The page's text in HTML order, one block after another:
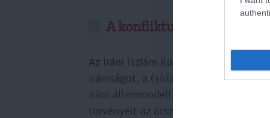
A konfliktus
Az Iráni Iszlám Köztársaság nevében
irániságot, a (síita) iszlámot, illetve
iráni állammodell alapja, hogy a
törvényeit az ország legfőbb